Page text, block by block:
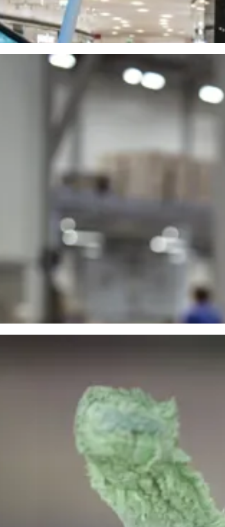
som stärker exponeringen i butik. En